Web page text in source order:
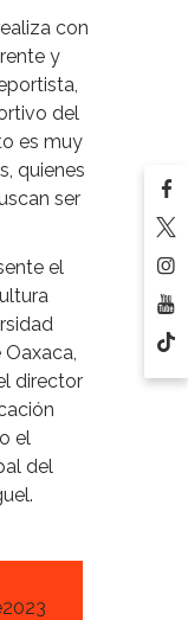
con
y
del
es muy
quienes
ser
el
director
el
del